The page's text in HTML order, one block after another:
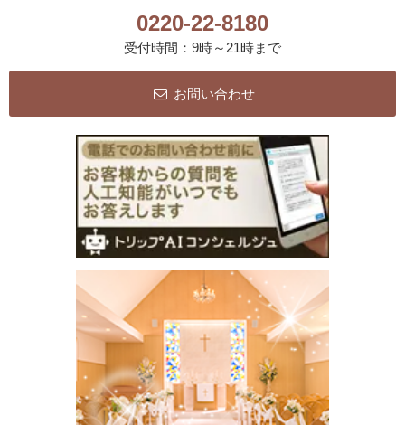
0220-22-8180
受付時間：9時～21時まで
お問い合わせ